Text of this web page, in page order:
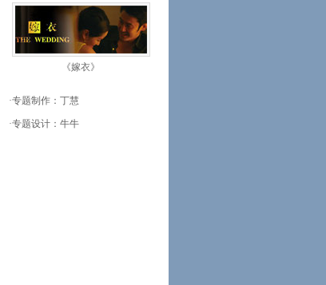
《嫁衣》
·专题制作：丁慧
·专题设计：牛牛